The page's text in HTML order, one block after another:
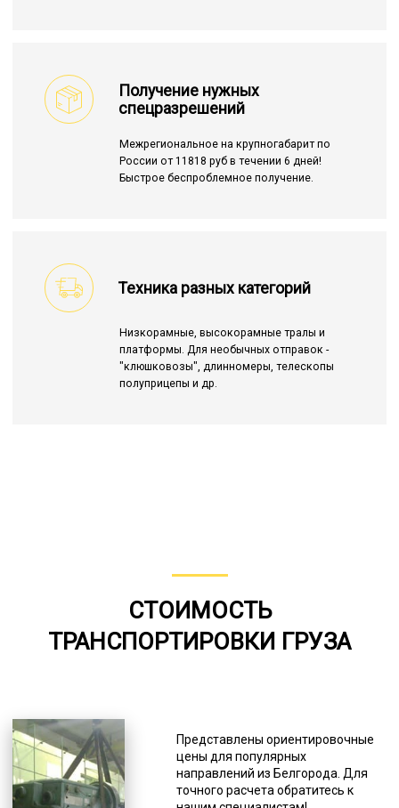
Получение нужных
спецразрешений
Межрегиональное на крупногабарит по
России от 11818 руб в течении 6 дней!
Быстрое беспроблемное получение.
Техника разных категорий
Низкорамные, высокорамные тралы и
платформы. Для необычных отправок -
"клюшковозы", длинномеры, телескопы
полуприцепы и др.
СТОИМОСТЬ
ТРАНСПОРТИРОВКИ ГРУЗА
Представлены ориентировочные
цены для популярных
направлений из Белгорода. Для
точного расчета обратитесь к